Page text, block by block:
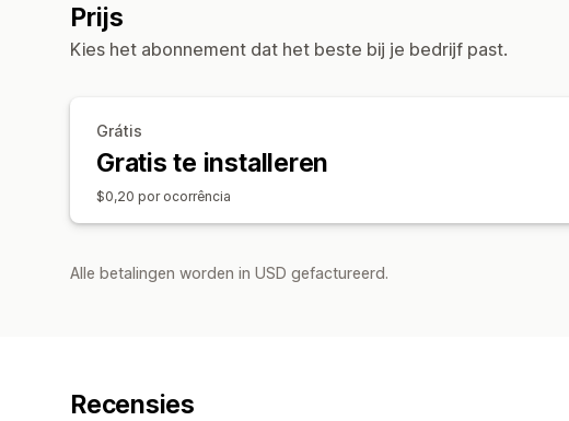
Prijs
Kies het abonnement dat het beste bij je bedrijf past.
Grátis
Gratis te installeren
$0,20 por ocorrência
Alle betalingen worden in USD gefactureerd.
Recensies